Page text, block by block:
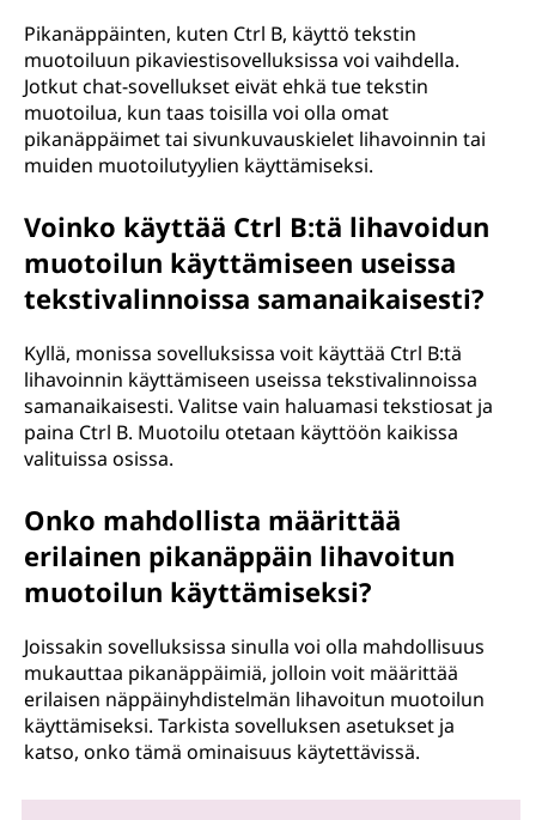
Pikanäppäinten, kuten Ctrl B, käyttö tekstin
muotoiluun pikaviestisovelluksissa voi vaihdella.
Jotkut chat-sovellukset eivät ehkä tue tekstin
muotoilua, kun taas toisilla voi olla omat
pikanäppäimet tai sivunkuvauskielet lihavoinnin tai
muiden muotoilutyylien käyttämiseksi.
Voinko käyttää Ctrl B:tä lihavoidun
muotoilun käyttämiseen useissa
tekstivalinnoissa samanaikaisesti?
Kyllä, monissa sovelluksissa voit käyttää Ctrl B:tä
lihavoinnin käyttämiseen useissa tekstivalinnoissa
samanaikaisesti. Valitse vain haluamasi tekstiosat ja
paina Ctrl B. Muotoilu otetaan käyttöön kaikissa
valituissa osissa.
Onko mahdollista määrittää
erilainen pikanäppäin lihavoitun
muotoilun käyttämiseksi?
Joissakin sovelluksissa sinulla voi olla mahdollisuus
mukauttaa pikanäppäimiä, jolloin voit määrittää
erilaisen näppäinyhdistelmän lihavoitun muotoilun
käyttämiseksi. Tarkista sovelluksen asetukset ja
katso, onko tämä ominaisuus käytettävissä.